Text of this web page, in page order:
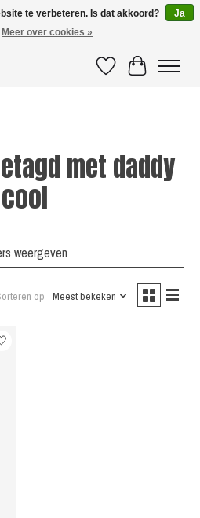
VerlanglijstWinkelwagen
met daddy
cool
weergeven
op Meest bekeken
te verbeteren. Is dat akkoord?
Ja
Meer over cookies »